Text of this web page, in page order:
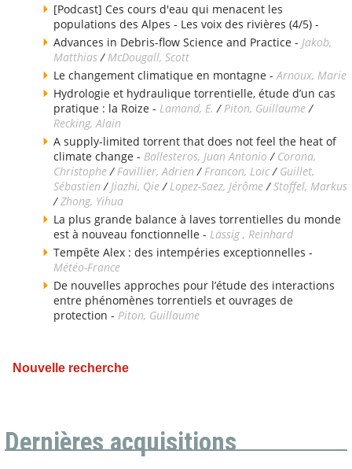
[Podcast] Ces cours d'eau qui menacent les
populations des Alpes - Les voix des rivières (4/5) -
Advances in Debris-flow Science and Practice - Jakob,
Matthias/McDougall, Scott
Le changement climatique en montagne -Arnoux, Marie
Hydrologie et hydraulique torrentielle, étude d’un cas
pratique : la Roize - Lamand, E. / Piton, Guillaume/
Recking, Alain
A supply-limited torrent that does not feel the heat of
climate change - Ballesteros, Juan Antonio / Corona,
Christophe/ Favillier, Adrien / Francon, Loïc/ Guillet,
Sébastien / Jiazhi, Qie/ Lopez-Saez, Jérôme/Stoffel, Markus
/Zhong, Yihua
La plus grande balance à laves torrentielles du monde
est à nouveau fonctionnelle - Lässig , Reinhard
Tempête Alex : des intempéries exceptionnelles -
Météo-France
De nouvelles approches pour l’étude des interactions
entre phénomènes torrentiels et ouvrages de
protection - Piton, Guillaume
Nouvelle recherche
Dernières acquisitions